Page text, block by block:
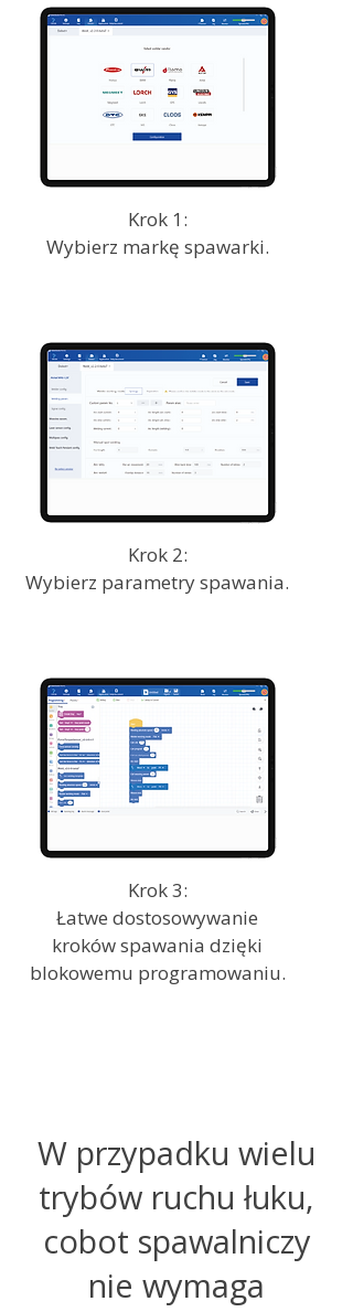
Krok 1:
Wybierz markę spawarki.
Krok 2:
Wybierz parametry spawania.
Krok 3:
Łatwe dostosowywanie
kroków spawania dzięki
blokowemu programowaniu.
W przypadku wielu
trybów ruchu łuku,
cobot spawalniczy
nie wymaga